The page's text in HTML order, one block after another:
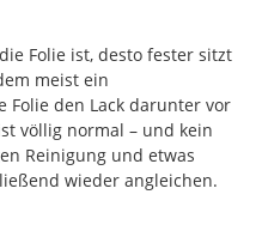
Folie ist, desto fester sitzt
meist ein
Folie den Lack darunter vor
völlig normal – und kein
Reinigung und etwas
wieder angleichen.